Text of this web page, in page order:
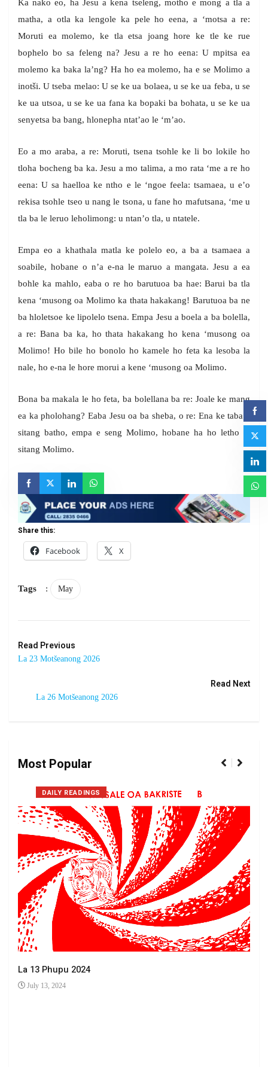
Ka nako eo, ha Jesu a kena tseleng, motho e mong a tla a
matha, a otla ka lengole ka pele ho eena, a ‘motsa a re:
Moruti ea molemo, ke tla etsa joang hore ke tle ke rue
bophelo bo sa feleng na? Jesu a re ho eena: U mpitsa ea
molemo ka baka la’ng? Ha ho ea molemo, ha e se Molimo a
inotši. U tseba melao: U se ke ua bolaea, u se ke ua feba, u se
ke ua utsoa, u se ke ua fana ka bopaki ba bohata, u se ke ua
senyetsa ba bang, hlonepha ntat’ao le ‘m’ao.
Eo a mo araba, a re: Moruti, tsena tsohle ke li bo lokile ho
tloha bocheng ba ka. Jesu a mo talima, a mo rata ‘me a re ho
eena: U sa haelloa ke ntho e le ‘ngoe feela: tsamaea, u e’o
rekisa tsohle tseo u nang le tsona, u fane ho mafutsana, ‘me u
tla ba le leruo leholimong: u ntan’o tla, u ntatele.
Empa eo a khathala matla ke polelo eo, a ba a tsamaea a
soabile, hobane o n’a e-na le maruo a mangata. Jesu a ea
bohle ka mahlo, eaba o re ho barutuoa ba hae: Barui ba tla
kena ‘musong oa Molimo ka thata hakakang! Barutuoa ba ne
ba hloletsoe ke lipolelo tsena. Empa Jesu a boela a ba bolella,
a re: Bana ba ka, ho thata hakakang ho kena ‘musong oa
Molimo! Ho bile ho bonolo ho kamele ho feta ka lesoba la
nale, ho e-na le hore morui a kene ‘musong oa Molimo.
Bona ba makala le ho feta, ba bolellana ba re: Joale ke mang
ea ka pholohang? Eaba Jesu oa ba sheba, o re: Ena ke taba e
sitang batho, empa e seng Molimo, hobane ha ho letho le
sitang Molimo.
Share this:
Facebook
X
Tags : May
Read Previous
La 23 Motšeanong 2026
Read Next
La 26 Motšeanong 2026
Most Popular
DAILY READINGS
La 13 Phupu 2024
July 13, 2024